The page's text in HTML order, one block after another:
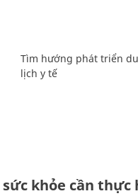
Tìm hướng phát triển du
lịch y tế
sức khỏe cần